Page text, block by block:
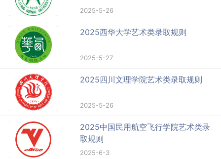
2025-5-26
2025西华大学艺术类录取规则
2025-5-27
2025四川文理学院艺术类录取规则
2025-5-26
2025中国民用航空飞行学院艺术类录
取规则
2025-6-3